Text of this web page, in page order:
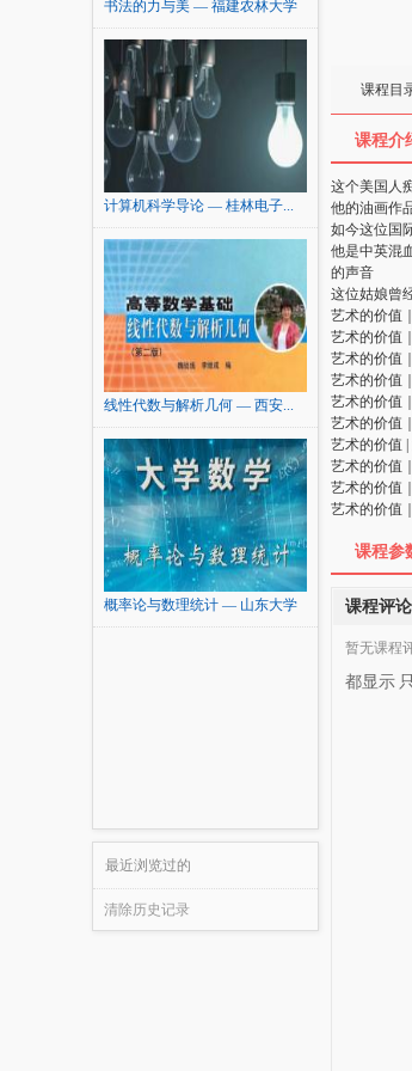
书法的力与美 — 福建农林大学
计算机科学导论 — 桂林电子...
线性代数与解析几何 — 西安...
概率论与数理统计 — 山东大学
最近浏览过的
清除历史记录
课程目
课程介
这个美国人
他的油画作
如今这位国
他是中英混
的声音
这位姑娘曾
艺术的价值
艺术的价值
艺术的价值
艺术的价值
艺术的价值
艺术的价值
艺术的价值
艺术的价值
艺术的价值
艺术的价值
课程参
课程评论
暂无课程
都显示